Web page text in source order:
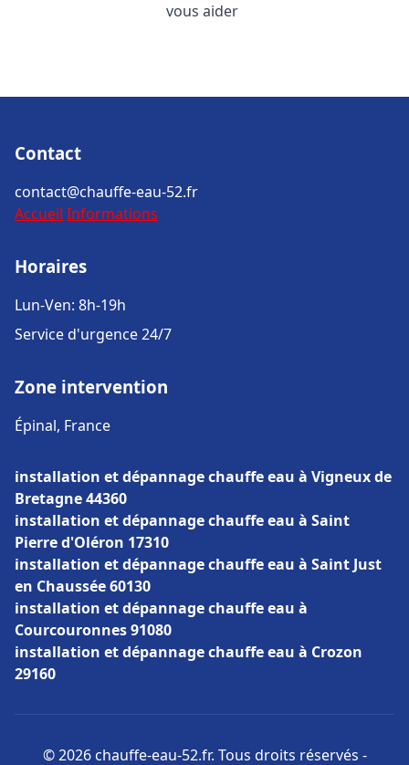
vous aider
Contact
contact@chauffe-eau-52.fr
Accueil Informations
Horaires
Lun-Ven: 8h-19h
Service d'urgence 24/7
Zone intervention
Épinal, France
installation et dépannage chauffe eau à Vigneux de
Bretagne 44360
installation et dépannage chauffe eau à Saint
Pierre d'Oléron 17310
installation et dépannage chauffe eau à Saint Just
en Chaussée 60130
installation et dépannage chauffe eau à
Courcouronnes 91080
installation et dépannage chauffe eau à Crozon
29160
© 2026 chauffe-eau-52.fr. Tous droits réservés -